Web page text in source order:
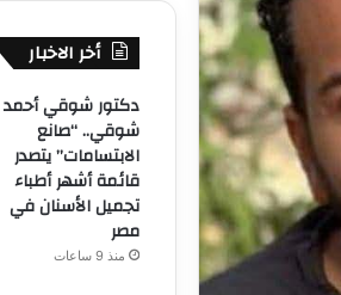
أخر الاخبار
دكتور شوقي أحمد
شوقي.. “صانع
الابتسامات” يتصدر
قائمة أشهر أطباء
تجميل الأسنان في
مصر
منذ 9 ساعات